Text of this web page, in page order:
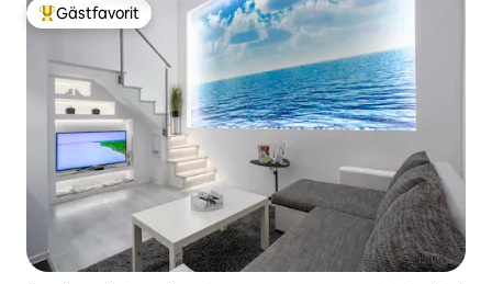
Populär gästfavorit
Gästfavorit